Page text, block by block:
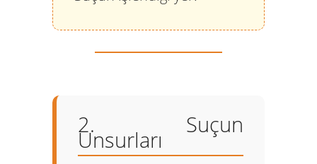
2. Suçun
Unsurları